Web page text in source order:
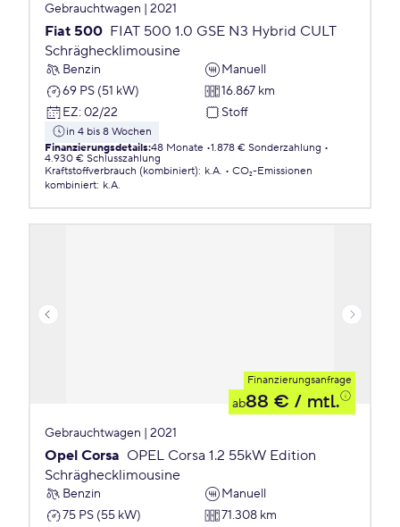
Gebrauchtwagen | 2021
Fiat 500 FIAT 500 1.0 GSE N3 Hybrid CULT
Schräghecklimousine
Benzin
Manuell
69 PS (51 kW)
16.867 km
EZ: 02/22 Stoff
in 4 bis 8 Wochen
Finanzierungsdetails:48 Monate 1.878 € Sonderzahlung
4.930 € Schlusszahlung
Kraftstoffverbrauch (kombiniert): k.A.
CO₂-Emissionen
kombiniert: k.A.
Finanzierungsanfrage
ab88 € / mtl.
Gebrauchtwagen | 2021
Opel Corsa OPEL Corsa 1.2 55kW Edition
Schräghecklimousine
Benzin
Manuell
75 PS (55 kW)
71.308 km